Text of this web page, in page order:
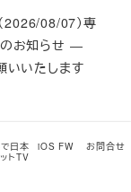
2026/08/07）専
お知らせ ―
いいたします
）お知らせ】
日本
トTV
iOS FW お問合せ